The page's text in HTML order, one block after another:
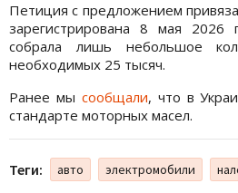
Петиция с предложением
зарегистрирована 8 мая 2026
собрала лишь небольшое
необходимых 25 тысяч.
Ранее мы сообщали, что в
стандарте моторных масел.
Теги: авто электромобили